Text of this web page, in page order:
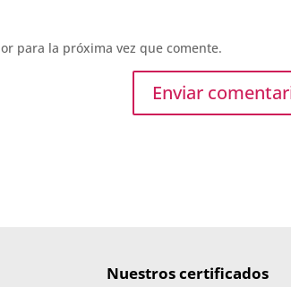
para la próxima vez que comente.
Nuestros certificados